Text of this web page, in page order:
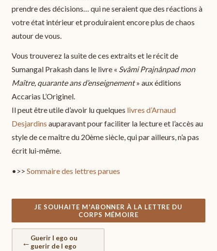
prendre des décisions… qui ne seraient que des réactions à
votre état intérieur et produiraient encore plus de chaos
autour de vous.
Vous trouverez la suite de ces extraits et le récit de
Sumangal Prakash dans le livre « Svâmi Prajnânpad mon
Maître, quarante ans d’enseignement» aux éditions
Accarias L’Originel.
Il peut être utile d’avoir lu quelques livres d’Arnaud
Desjardins auparavant pour faciliter la lecture et l’accès au
style de ce maître du 20ème siècle, qui par ailleurs, n’a pas
écrit lui-même.
•>> Sommaire des lettres parues
JE SOUHAITE M'ABONNER À LA LETTRE DU
CORPS MÉMOIRE
← Guerir l ego ou
guerir de l ego